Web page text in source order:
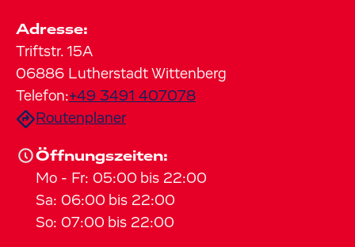
Adresse:
Triftstr. 15A
06886 Lutherstadt Wittenberg
Telefon:+49 3491 407078
Routenplaner
Öffnungszeiten:
Mo - Fr: 05:00 bis 22:00
Sa: 06:00 bis 22:00
So: 07:00 bis 22:00